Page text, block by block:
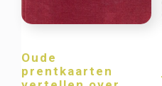
Oude
prentkaarten